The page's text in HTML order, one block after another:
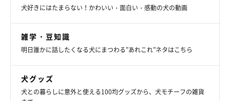
犬好きにはたまらない！かわいい・面白い・感動の犬の動画
雑学・豆知識
明日誰かに話したくなる犬にまつわる”あれこれ”ネタはこちら
犬グッズ
犬との暮らしに意外と使える100均グッズから、犬モチーフの雑貨